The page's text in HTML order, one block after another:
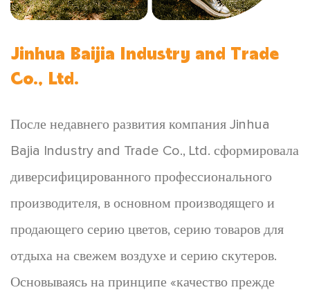
Jinhua Baijia Industry and Trade
Co., Ltd.
После недавнего развития компания Jinhua
Bajia Industry and Trade Co., Ltd. сформировала
диверсифицированного профессионального
производителя, в основном производящего и
продающего серию цветов, серию товаров для
отдыха на свежем воздухе и серию скутеров.
Основываясь на принципе «качество прежде